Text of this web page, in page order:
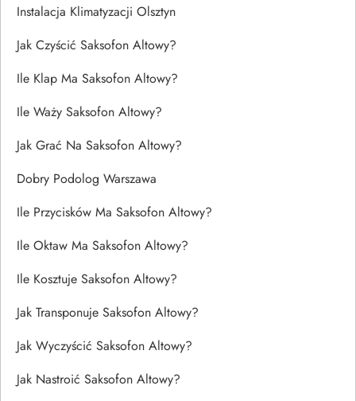
Instalacja Klimatyzacji Olsztyn
Jak Czyścić Saksofon Altowy?
Ile Klap Ma Saksofon Altowy?
Ile Waży Saksofon Altowy?
Jak Grać Na Saksofon Altowy?
Dobry Podolog Warszawa
Ile Przycisków Ma Saksofon Altowy?
Ile Oktaw Ma Saksofon Altowy?
Ile Kosztuje Saksofon Altowy?
Jak Transponuje Saksofon Altowy?
Jak Wyczyścić Saksofon Altowy?
Jak Nastroić Saksofon Altowy?